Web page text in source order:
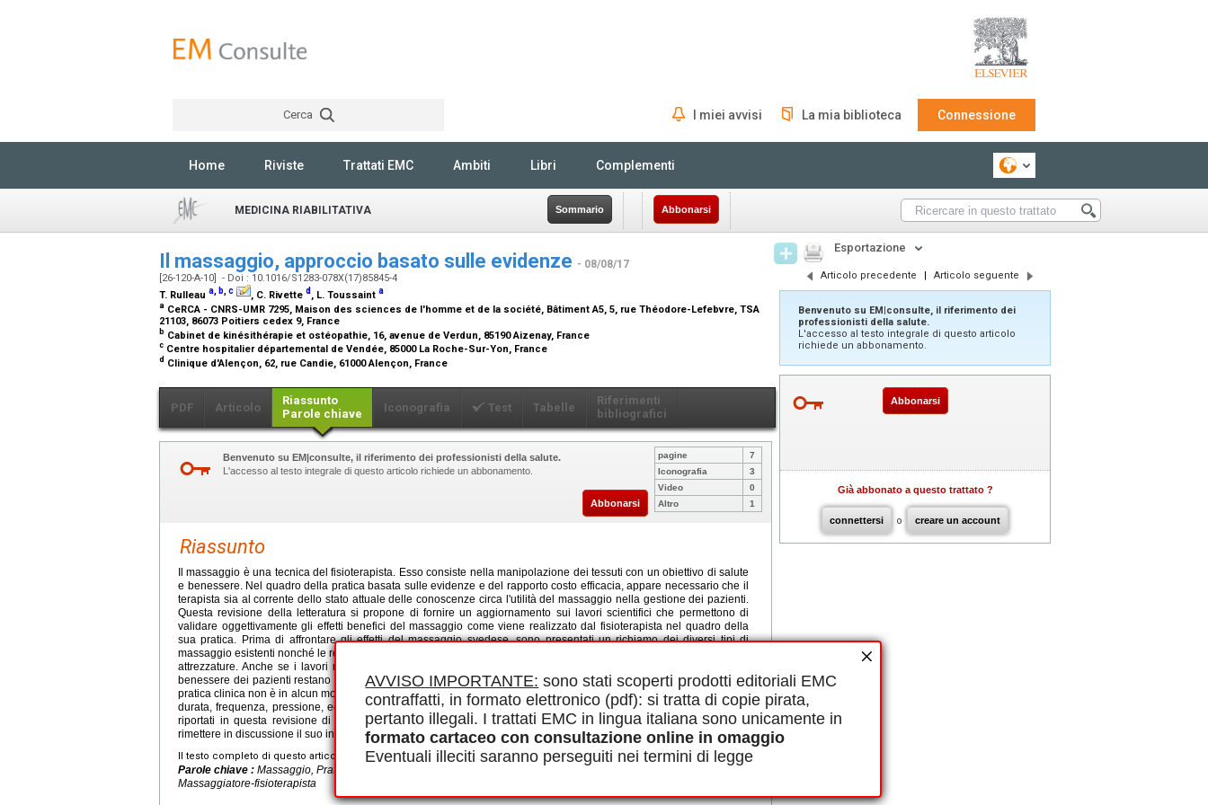
AVVISO IMPORTANTE: sono stati scoperti prodotti editoriali EMC
contraffatti, in formato elettronico (pdf): si tratta di copie pirata,
pertanto illegali. I trattati EMC in lingua italiana sono unicamente in
formato cartaceo con consultazione online in omaggio
Eventuali illeciti saranno perseguiti nei termini di legge
Cerca I miei avvisi La mia biblioteca Connessione
Home Riviste Trattati EMC Ambiti Libri Complementi
MEDICINA RIABILITATIVA Sommario Abbonarsi
Il massaggio, approccio basato sulle evidenze - 08/08/17
[26-120-A-10] - Doi : 10.1016/S1283-078X(17)85845-4
T. Rulleau a, b,c , C. Rivette d , L. Toussaint a
a CeRCA - CNRS-UMR 7295, Maison des sciences de l'homme et de la société, Bâtiment A5, 5, rue Théodore-Lefebvre, TSA
21103, 86073 Poitiers cedex 9, France
b Cabinet de kinésithérapie et ostéopathie, 16, avenue de Verdun, 85190 Aizenay, France
c Centre hospitalier départemental de Vendée, 85000 La Roche-Sur-Yon, France
d Clinique d'Alençon, 62, rue Candie, 61000 Alençon, France
PDF Articolo
Riassunto
Parole chiave
Iconografia Test Tabelle
Riferimenti
bibliografici
Benvenuto su EM|consulte, il riferimento dei professionisti della salute.
L'accesso al testo integrale di questo articolo richiede un abbonamento.
Abbonarsi
pagine
7
Iconografia
3
Video
0
Altro
1
Riassunto
Il massaggio è una tecnica del fisioterapista. Esso consiste nella manipolazione dei tessuti con un obiettivo di salute
e benessere. Nel quadro della pratica basata sulle evidenze e del rapporto costo efficacia, appare necessario che il
terapista sia al corrente dello stato attuale delle conoscenze circa l'utilità del massaggio nella gestione dei pazienti.
Questa revisione della letteratura si propone di fornire un aggiornamento sui lavori scientifici che permettono di
validare oggettivamente gli effetti benefici del massaggio come viene realizzato dal fisioterapista nel quadro della
sua pratica. Prima di affrontare gli effetti del massaggio svedese, sono presentati un richiamo dei diversi tipi di
massaggio esistenti nonché le regole di buona pratica per la valutazione di un rapporto rischio/beneficio, l'igiene e le
attrezzature. Anche se i lavori relativamente recenti sull'interesse del massaggio in vari aspetti della salute e del
benessere dei pazienti restano frammentari e danno, a volte, risultati inconsistenti, il suo beneficio nel quadro della
pratica clinica non è in alcun modo rimesso in forse. Inoltre, la varietà degli approcci metodologici (tipo di massaggio,
durata, frequenza, pressione, ecc.) illustrati nella letteratura scientifica, probabilmente all'origine dei diversi risultati
riportati in questa revisione di merito, testimonia la necessità di proseguire le ricerche su questa pratica senza
rimettere in discussione il suo interesse nelle gestioni per il miglioramento della salute e del benessere dei pazienti.
Il testo completo di questo articolo è disponibile in PDF.
Parole chiave : Massaggio, Pratica basata sulle evidenze ( evidence-based practice), Applicazione clinica,
Massaggiatore-fisioterapista
Esportazione
Articolo precedente | Articolo seguente
Benvenuto su EM|consulte, il riferimento dei
professionisti della salute.
L'accesso al testo integrale di questo articolo
richiede un abbonamento.
Abbonarsi
Già abbonato a questo trattato ?
connettersi o creare un account